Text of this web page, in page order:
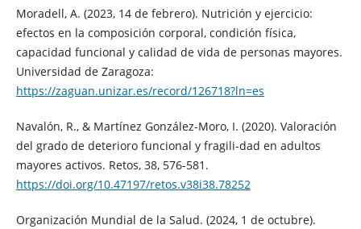
Moradell, A. (2023, 14 de febrero). Nutrición y ejercicio:
efectos en la composición corporal, condición física,
capacidad funcional y calidad de vida de personas mayores.
Universidad de Zaragoza:
https://zaguan.unizar.es/record/126718?ln=es
Navalón, R., & Martínez González-Moro, I. (2020). Valoración
del grado de deterioro funcional y fragili-dad en adultos
mayores activos. Retos, 38, 576-581.
https://doi.org/10.47197/retos.v38i38.78252
Organización Mundial de la Salud. (2024, 1 de octubre).